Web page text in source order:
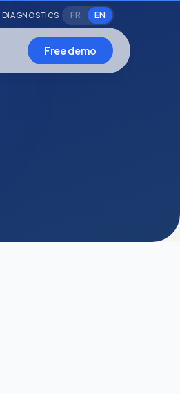
DIAGNOSTICS FR EN
Free demo